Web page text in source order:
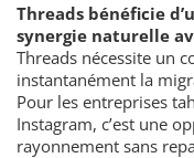
Threads bénéficie
synergie naturelle
Threads nécessite un
instantanément la
Pour les entreprises
Instagram, c’est une
rayonnement sans